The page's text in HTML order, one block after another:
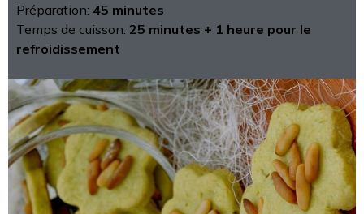
Préparation: 45 minutes
Temps de cuisson: 25 minutes + 1 heure pour le
refroidissement